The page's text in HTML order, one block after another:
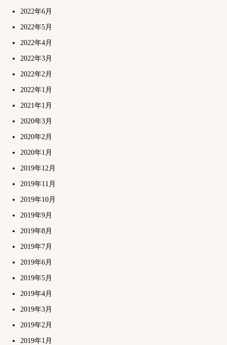
2022年6月
2022年5月
2022年4月
2022年3月
2022年2月
2022年1月
2021年1月
2020年3月
2020年2月
2020年1月
2019年12月
2019年11月
2019年10月
2019年9月
2019年8月
2019年7月
2019年6月
2019年5月
2019年4月
2019年3月
2019年2月
2019年1月